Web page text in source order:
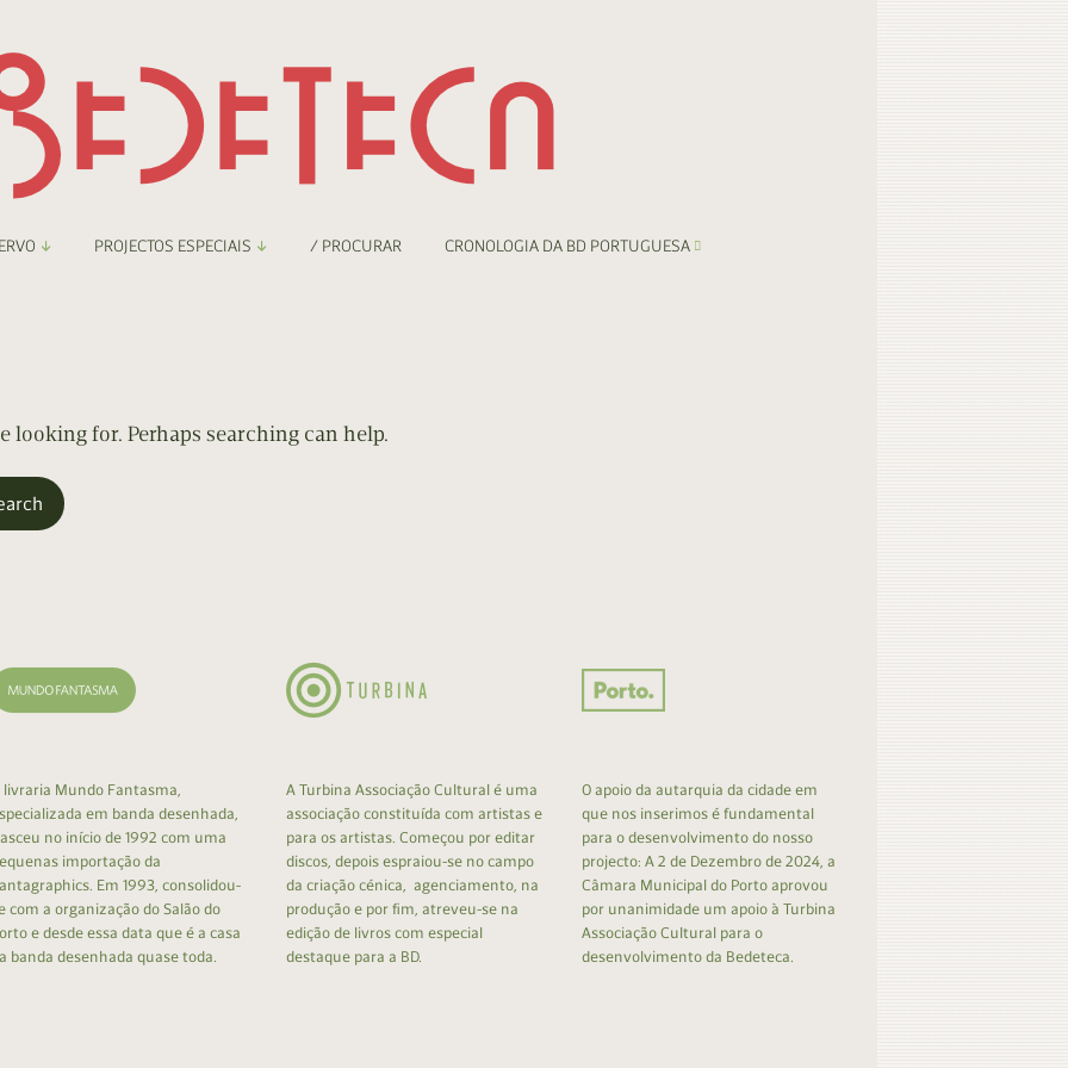
Digital
PROJECTOS ESPECIAIS / PROCURAR CRONOLOGIA DA BD PORTUGUESA
looking for. Perhaps searching can help.
livraria Mundo Fantasma,
em banda desenhada,
no início de 1992 com uma
importação da
Em 1993, consolidou-
com a organização do Salão do
e desde essa data que é a casa
banda desenhada quase toda.
A Turbina Associação Cultural é uma
associação constituída com artistas e
para os artistas. Começou por editar
discos, depois espraiou-se no campo
da criação cénica, agenciamento, na
produção e por fim, atreveu-se na
edição de livros com especial
destaque para a BD.
O apoio da autarquia da cidade em
que nos inserimos é fundamental
para o desenvolvimento do nosso
projecto: A 2 de Dezembro de 2024, a
Câmara Municipal do Porto aprovou
por unanimidade um apoio à Turbina
Associação Cultural para o
desenvolvimento da Bedeteca.